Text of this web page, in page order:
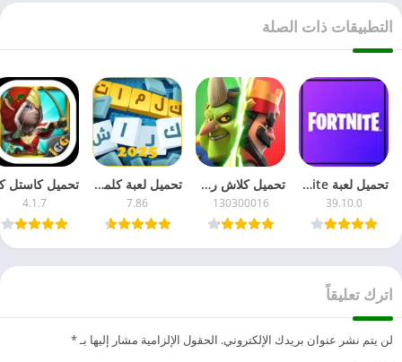
التطبيقات ذات الصلة
تحميل لعبة Fortnite مهكرة 2026 جاهزة – للأندرويد APK آخر تحديث مجاناً
39.10.0
تحميل كلاش رويال 2026 Clash Royale مهكرة للأندرويد – مجاناً APK آخر إصدار
130300016
تحميل لعبة كلمات كراش مهكرة 2026 للأندرويد – APK آخر تحديث مجاناً
7.86
4.1.7
اترك تعليقاً
لن يتم نشر عنوان بريدك الإلكتروني. الحقول الإلزامية مشار إليها بـ*